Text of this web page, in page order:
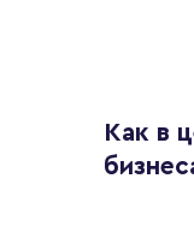
Как в